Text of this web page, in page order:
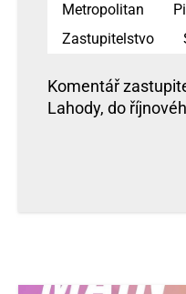
Metropolitan
Zastupitelstvo
Komentář
Lahody, do